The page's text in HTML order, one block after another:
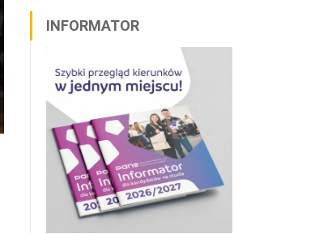
INFORMATOR